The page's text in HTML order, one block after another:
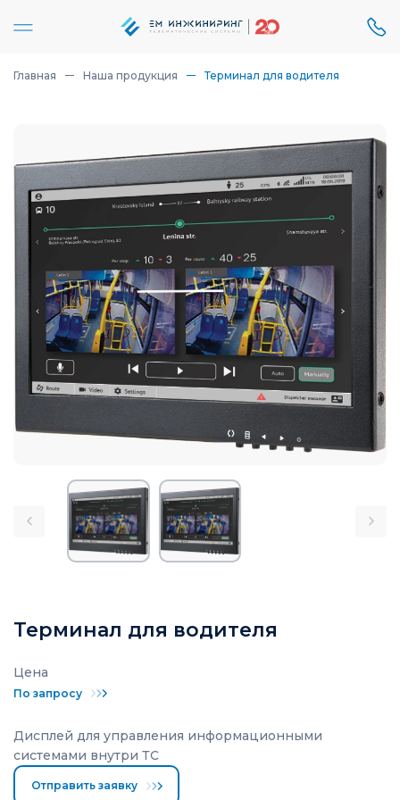
Главная Наша продукция Терминал для водителя
Терминал для водителя
Цена
По запросу
Дисплей для управления информационными
системами внутри ТС
Отправить заявку